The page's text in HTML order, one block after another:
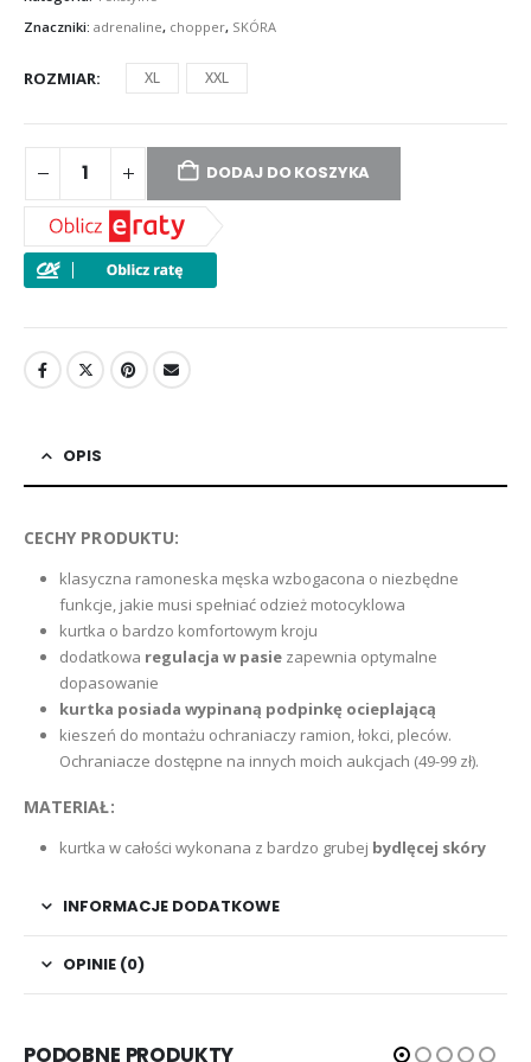
Znaczniki: adrenaline, chopper, SKÓRA
ROZMIAR XL XXL
DODAJ DO KOSZYKA
OPIS
CECHY PRODUKTU:
klasyczna ramoneska męska wzbogacona o niezbędne
funkcje, jakie musi spełniać odzież motocyklowa
kurtka o bardzo komfortowym kroju
dodatkowa regulacja w pasiezapewnia optymalne
dopasowanie
kurtka posiada wypinaną podpinkę ocieplającą
kieszeń do montażu ochraniaczy ramion, łokci, pleców.
Ochraniacze dostępne na innych moich aukcjach (49-99 zł).
MATERIAŁ:
kurtka w całości wykonana z bardzo grubej bydlęcej skóry
INFORMACJE DODATKOWE
OPINIE (0)
PODOBNE PRODUKTY